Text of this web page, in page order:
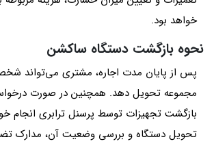
خواهد بود.
نحوه بازگشت دستگاه ساکشن
پس از پایان مدت اجاره، مشتری می‌تواند شخصا
مجموعه تحویل دهد. همچنین در صورت
بازگشت تجهیزات توسط پرسنل ترابری انجام
تحویل دستگاه و بررسی وضعیت آن، مدارک